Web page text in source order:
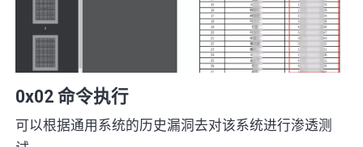
0x02 命令执行
可以根据通用系统的历史漏洞去对该系统进行渗透测